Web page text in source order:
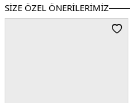
Topuk Tipi:Düz
Yaş Grubu:Çocuk
SİZE ÖZEL ÖNERİLERİMİZ